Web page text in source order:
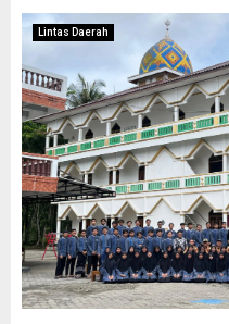
Lintas Daerah